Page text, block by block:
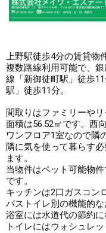
上野駅徒歩4分の賃貸物
複数路線利用可能で、
線「新御徒町駅」徒歩
駅」徒歩11分。
間取りはファミリーや
面積は56.52㎡です。西
ワンフロア1室なので隣
隣に気を使って暮らす
ます。
当物件はペット可能物
です。
キッチンは2口ガスコン
バストイレ別の機能的な
浴室には水道代の節約に
トイレにはウォシュレ